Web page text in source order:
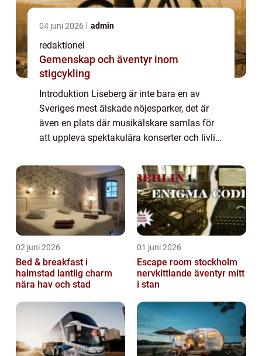
04 juni 2026 admin
redaktionel
Gemenskap och äventyr inom
stigcykling
Introduktion Liseberg är inte bara en av
Sveriges mest älskade nöjesparker, det är
även en plats där musikälskare samlas för
att uppleva spektakulära konserter och livlig
en grundlig översikt över Liseberg ...
02 juni 2026
Bed & breakfast i
halmstad lantlig charm
nära hav och stad
01 juni 2026
Escape room stockholm
nervkittlande äventyr mitt
i stan